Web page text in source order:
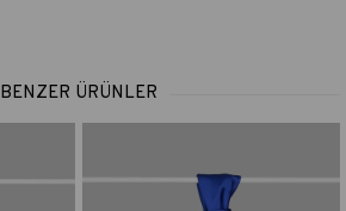
BENZER ÜRÜNLER